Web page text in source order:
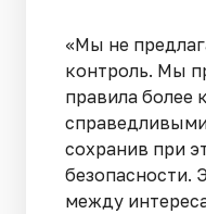
«Мы не
контроль. Мы
правила
сохранив при
безопасности.
между